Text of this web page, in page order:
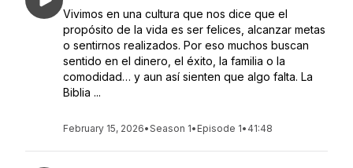
Vivimos en una cultura que nos dice que el
propósito de la vida es ser felices, alcanzar metas
o sentirnos realizados. Por eso muchos buscan
sentido en el dinero, el éxito, la familia o la
comodidad… y aun así sienten que algo falta. La
Biblia ...
February 15, 2026•Season 1• Episode 1• 41:48